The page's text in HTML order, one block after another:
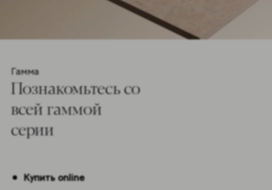
Гамма
Познакомьтесь co
всей гаммой
серии
Купить online